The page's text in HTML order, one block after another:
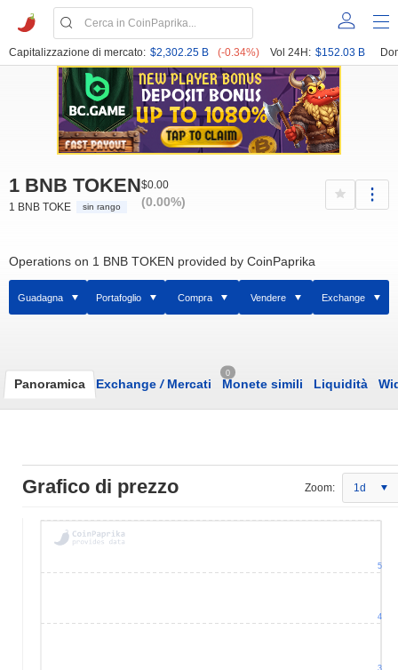
Capitalizzazione di mercato: $2,302.25 B (-0.34%) Vol 24H: $152.03 B
1 BNB TOKEN
1 BNB TOKE sin rango
$0.00
(0.00%)
Operations on 1 BNB TOKEN provided by CoinPaprika
Guadagna Portafoglio Compra Vendere Exchange
Panoramica Exchange /Mercati
0
Monete simili Liquidità
Grafico di prezzo Zoom: 1d
3
4
5